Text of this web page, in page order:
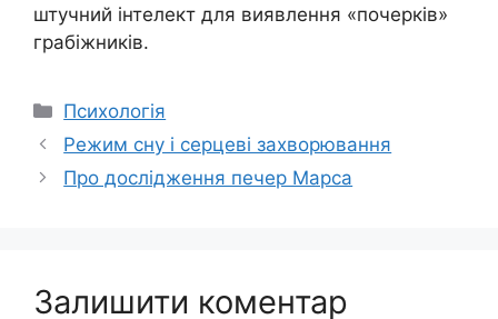
штучний інтелект для виявлення «почерків»
грабіжників.
Категорії
Психологія
Режим сну і серцеві захворювання
Про дослідження печер Марса
Залишити коментар